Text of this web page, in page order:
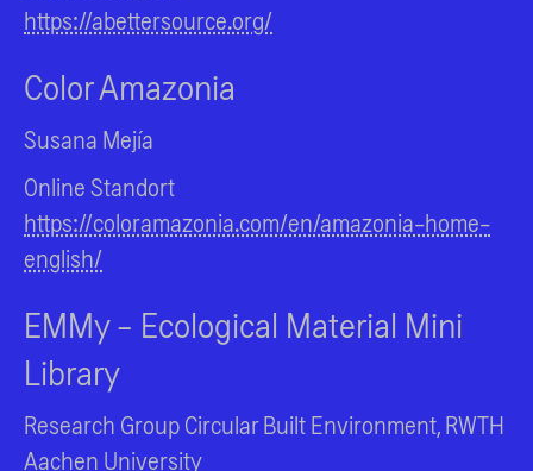
https://abettersource.org/
Color Amazonia
Susana Mejía
Online Standort
https://coloramazonia.com/en/amazonia-home-
english/
EMMy - Ecological Material Mini
Library
Research Group Circular Built Environment, RWTH
Aachen University